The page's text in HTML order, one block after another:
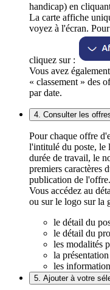
handicap) en
La carte affiche
voyez à l'écran.
cliquez sur :
Vous avez
« classement » des
par date.
4. Consulter les
Pour chaque offre
l'intitulé du poste, le
durée de travail, le
premiers caractères
publication de l'offre.
Vous accédez au
ou sur le logo sur la
le détail du
le détail du
les modalités
la
les
5. Ajouter à votre